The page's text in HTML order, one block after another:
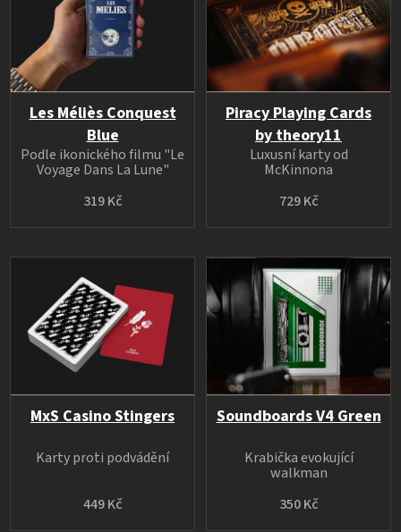
Les Méliès Conquest
Blue
319 Kč
Podle ikonického filmu "Le
Voyage Dans La Lune"
Piracy Playing Cards
by theory11
729 Kč
Luxusní karty od
McKinnona
MxS Casino Stingers
449 Kč
Karty proti podvádění
Soundboards V4 Green
350 Kč
Krabička evokující
walkman